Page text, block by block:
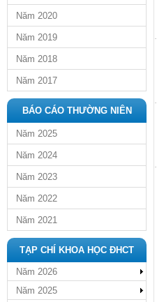
Năm 2020
Năm 2019
Năm 2018
Năm 2017
BÁO CÁO THƯỜNG NIÊN
Năm 2025
Năm 2024
Năm 2023
Năm 2022
Năm 2021
TẠP CHÍ KHOA HỌC ĐHCT
Năm 2026
Năm 2025